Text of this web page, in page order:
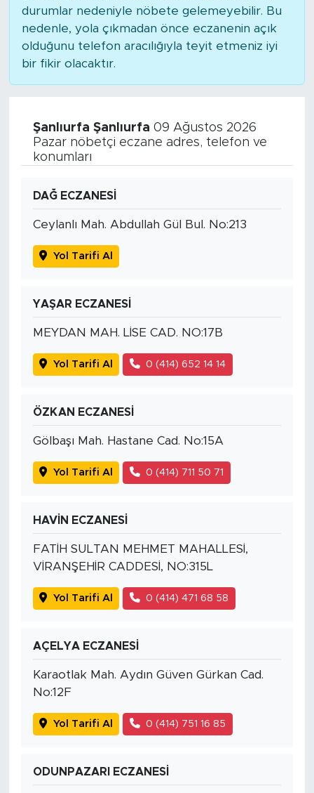
durumlar nedeniyle nöbete gelemeyebilir. Bu
nedenle, yola çıkmadan önce eczanenin açık
olduğunu telefon aracılığıyla teyit etmeniz iyi
bir fikir olacaktır.
Şanlıurfa Şanlıurfa 09 Ağustos 2026
Pazar nöbetçi eczane adres, telefon ve
konumları
DAĞ ECZANESİ
Ceylanlı Mah. Abdullah Gül Bul. No:213
Yol Tarifi Al
YAŞAR ECZANESİ
MEYDAN MAH. LİSE CAD. NO:17B
Yol Tarifi Al 0 (414) 652 14 14
ÖZKAN ECZANESİ
Gölbaşı Mah. Hastane Cad. No:15A
Yol Tarifi Al 0 (414) 711 50 71
HAVİN ECZANESİ
FATİH SULTAN MEHMET MAHALLESİ,
VİRANŞEHİR CADDESİ, NO:315L
Yol Tarifi Al 0 (414) 471 68 58
AÇELYA ECZANESİ
Karaotlak Mah. Aydın Güven Gürkan Cad.
No:12F
Yol Tarifi Al 0 (414) 751 16 85
ODUNPAZARI ECZANESİ